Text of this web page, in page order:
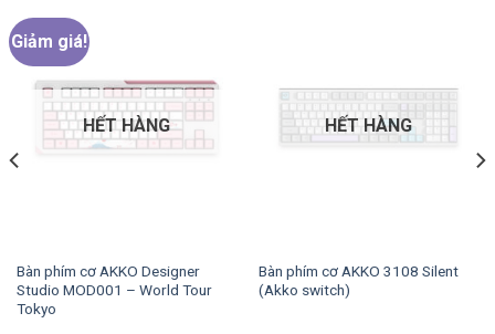
Giảm giá!
HẾT HÀNG
Bàn phím cơ AKKO Designer
Studio MOD001 – World Tour
Tokyo
HẾT HÀNG
Bàn phím cơ AKKO 3108 Silent
(Akko switch)